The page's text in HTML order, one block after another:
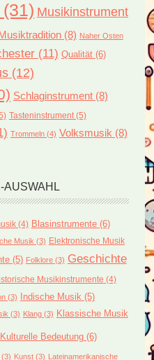
(31) Musikinstrument
(8) Naher Osten
(11) Qualität(6)
(12)
Schlaginstrument(8)
Tasteninstrument(5)
Trommeln(4) Volksmusik(8)
AUSWAHL
(4) Blasinstrumente(6)
Musik(3) Elektronische Musik
(5) Folklore(3) Geschichte
Musikinstrumente (4)
(3) Indische Musik(5)
(3) Klang(3) Klassische Musik
Kulturelle Bedeutung(6)
Kunst(3) Lateinamerikanische